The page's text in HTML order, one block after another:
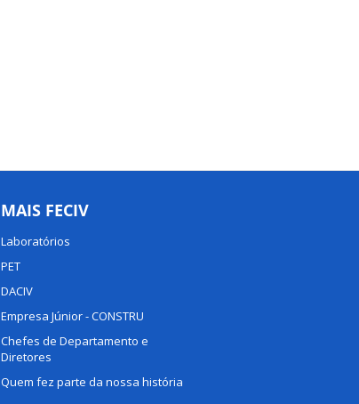
MAIS FECIV
Laboratórios
PET
DACIV
Empresa Júnior - CONSTRU
Chefes de Departamento e
Diretores
Quem fez parte da nossa história